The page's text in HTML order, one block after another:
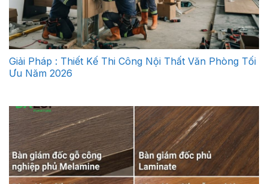
Giải Pháp : Thiết Kế Thi Công Nội Thất Văn Phòng Tối
Ưu Năm 2026